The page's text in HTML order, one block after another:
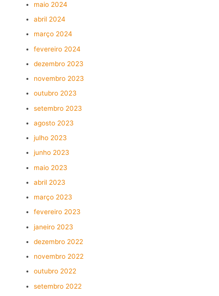
maio 2024
abril 2024
março 2024
fevereiro 2024
dezembro 2023
novembro 2023
outubro 2023
setembro 2023
agosto 2023
julho 2023
junho 2023
maio 2023
abril 2023
março 2023
fevereiro 2023
janeiro 2023
dezembro 2022
novembro 2022
outubro 2022
setembro 2022